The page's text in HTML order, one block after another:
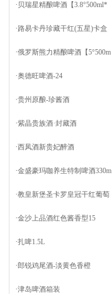
· 贝瑞星精酿啤酒【3.8°500ml*
·路易卡丹珍藏干红(五星)卡盒
·俄罗斯熊力精酿啤酒【5°500m
·奥德旺啤酒-24
·贵州原酿-珍酱酒
·紫晶贵族酒·封藏酒
·西凤酒新贵妃醉酒
·金盛豪玛咖养生特制啤酒330m
·教皇新堡圣卡罗皇冠干红葡萄
·金沙上品酒红色酱香型15
·扎啤1.5L
·郎锐鸡尾酒-淡黄色香橙
·津岛啤酒箱装